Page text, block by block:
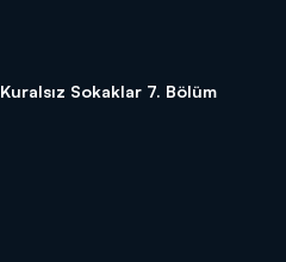
Kuralsız Sokaklar 7. Bölüm